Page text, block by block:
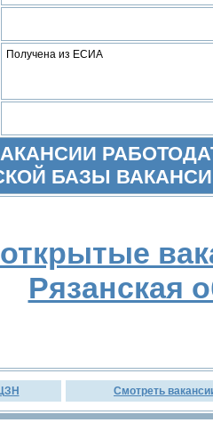
Получена из ЕСИА
БАЗЫ
Рязанская
Смотреть